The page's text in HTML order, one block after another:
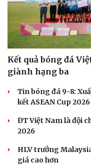
Kết quả bóng đá
giành hạng ba
Tin bóng đá 9-8:
kết ASEAN Cup 2026
ĐT Việt Nam là đội
2026
HLV trưởng
giá cao hơn